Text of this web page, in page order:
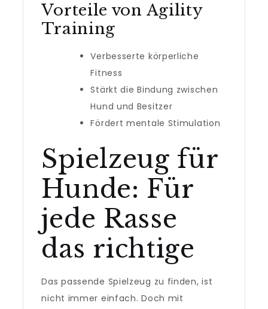
Vorteile von Agility
Training
Verbesserte körperliche
Fitness
Stärkt die Bindung zwischen
Hund und Besitzer
Fördert mentale Stimulation
Spielzeug für
Hunde: Für
jede Rasse
das richtige
Das passende Spielzeug zu finden, ist
nicht immer einfach. Doch mit